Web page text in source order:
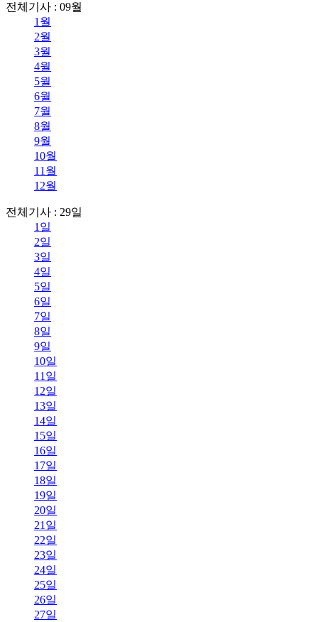
전체기사 : 09월
1월
2월
3월
4월
5월
6월
7월
8월
9월
10월
11월
12월
전체기사 : 29일
1일
2일
3일
4일
5일
6일
7일
8일
9일
10일
11일
12일
13일
14일
15일
16일
17일
18일
19일
20일
21일
22일
23일
24일
25일
26일
27일